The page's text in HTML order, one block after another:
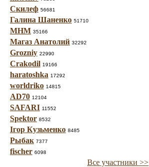
Скилеф 56681
Галина Шаненко 51710
МНМ 35166
Магаз Анатолий 32292
Grozniy 22990
Crakodil 19166
haratoshka 17292
worldriko 14815
AD70 12104
SAFARI 11552
Spektor 8532
Ігор Кузьменко 8485
Рыбак 7377
fischer 6098
Все участники >>